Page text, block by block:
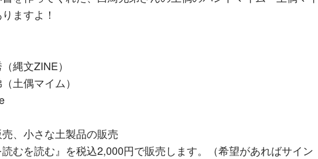
ますよ！
縄文ZINE）
土偶マイム）
、小さな土製品の販売
読むを読む』を税込2,000円で販売します。（希望があればサイン